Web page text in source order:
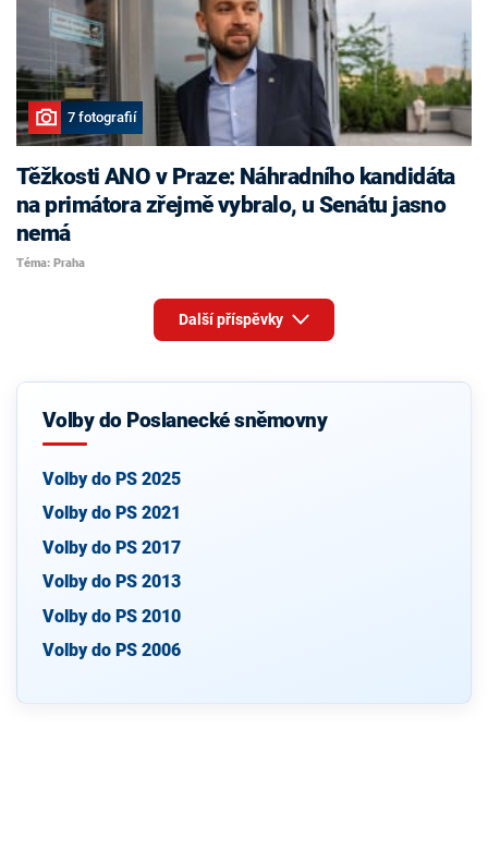
7 fotografií
Těžkosti ANO v Praze: Náhradního kandidáta
na primátora zřejmě vybralo, u Senátu jasno
nemá
Téma: Praha
Další příspěvky
Volby do Poslanecké sněmovny
Volby do PS 2025
Volby do PS 2021
Volby do PS 2017
Volby do PS 2013
Volby do PS 2010
Volby do PS 2006